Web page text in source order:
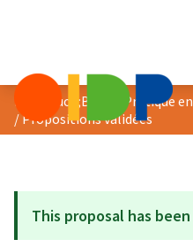
/Propositions validées
This proposal has